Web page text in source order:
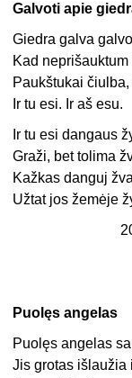
Galvoti apie
Giedra galva
Kad neprišauktum
Paukštukai
Ir tu esi. Ir aš esu.
Ir tu esi dangaus
Graži, bet tolima
Kažkas danguj
Užtat jos žemėje
Puolęs angelas
Puolęs angelas
Jis grotas išlaužia